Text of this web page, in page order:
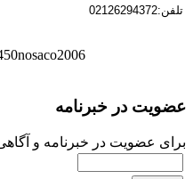
تلفن:02126294372
nosaco2006
عضویت در خبرنامه
برای عضویت در خبرنامه و آگاهی